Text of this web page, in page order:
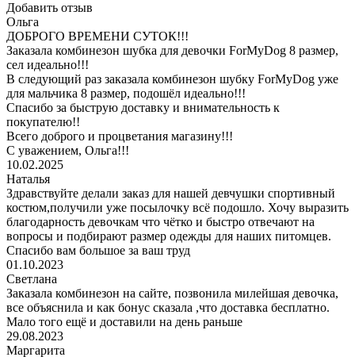
Добавить отзыв
Ольга
ДОБРОГО ВРЕМЕНИ СУТОК!!!
Заказала комбинезон шубка для девочки ForMyDog 8 размер,
сел идеально!!!
В следующий раз заказала комбинезон шубку ForMyDog уже
для мальчика 8 размер, подошёл идеально!!!
Спасибо за быструю доставку и внимательность к
покупателю!!
Всего доброго и процветания магазину!!!
С уважением, Ольга!!!
10.02.2025
Наталья
Здравствуйте делали заказ для нашей девчушки спортивный
костюм,получили уже посылочку всё подошло. Хочу выразить
благодарность девочкам что чётко и быстро отвечают на
вопросы и подбирают размер одежды для наших питомцев.
Спасибо вам большое за ваш труд
01.10.2023
Светлана
Заказала комбинезон на сайте, позвонила милейшая девочка,
все объяснила и как бонус сказала ,что доставка бесплатно.
Мало того ещё и доставили на день раньше
29.08.2023
Маргарита